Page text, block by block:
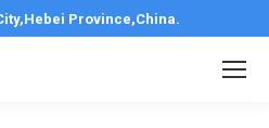
Province,China.